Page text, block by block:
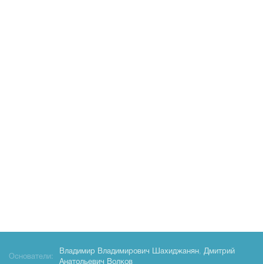
Основатели:
Владимир Владимирович Шахиджанян, Дмитрий
Анатольевич Волков